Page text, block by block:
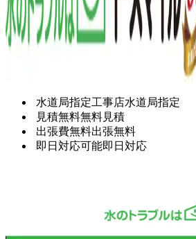
水道局指定工事店水道局指定
見積無料無料見積
出張費無料出張無料
即日対応可能即日対応